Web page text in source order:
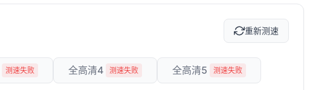
重新测速
测速失败 全高清4 测速失败 全高清5 测速失败